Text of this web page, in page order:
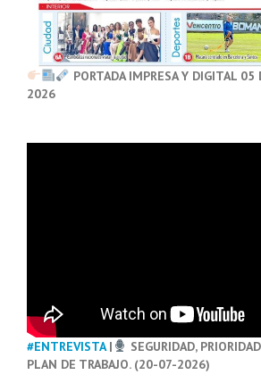
PORTADA IMPRESA Y DIGITAL 05
2026
#ENTREVISTA|
SEGURIDAD,
PLAN DE TRABAJO. (20-07-2026)